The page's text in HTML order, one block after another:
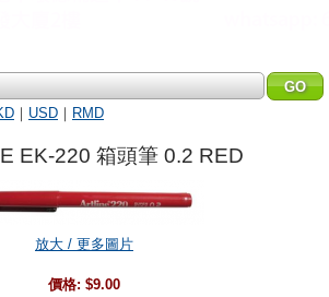
｜ USD ｜ RMD
EK-220 箱頭筆 0.2 RED
放大 / 更多圖片
價格: $9.00